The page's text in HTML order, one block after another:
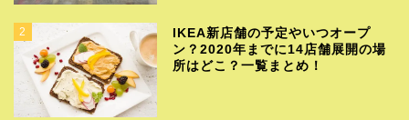
2
IKEA新店舗の予定やいつオープ
ン？2020年までに14店舗展開の場
所はどこ？一覧まとめ！